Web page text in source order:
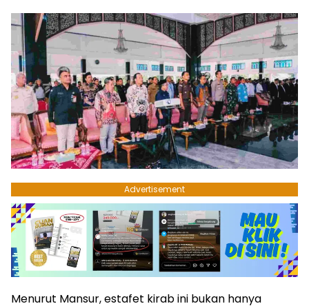
Advertisement
Menurut Mansur, estafet kirab ini bukan hanya